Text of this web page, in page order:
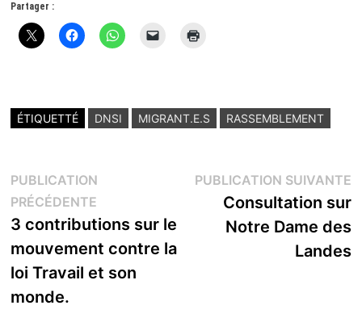
Partager :
ÉTIQUETTÉ DNSI MIGRANT.E.S RASSEMBLEMENT
Navigation
de
l’article
PUBLICATION
PRÉCÉDENTEPublication
précédente :
3 contributions sur le
mouvement contre la
loi Travail et son
monde.
PUBLICATION SUIVANTE
Consultation sur
Notre Dame des
Landes